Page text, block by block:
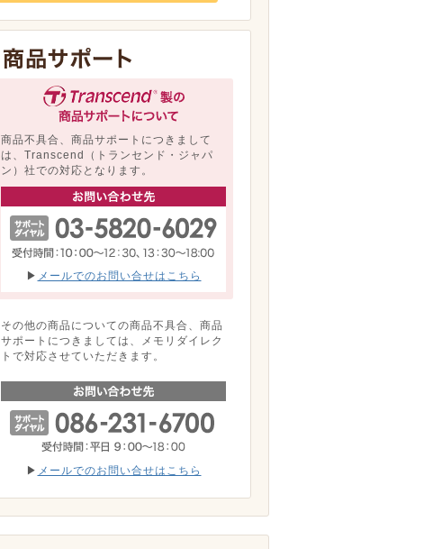
商品不具合、商品サポートにつきまして
は、Transcend（トランセンド・ジャパ
ン）社での対応となります。
▶ メールでのお問い合せはこちら
その他の商品についての商品不具合、商品
サポートにつきましては、メモリダイレク
トで対応させていただきます。
▶ メールでのお問い合せはこちら